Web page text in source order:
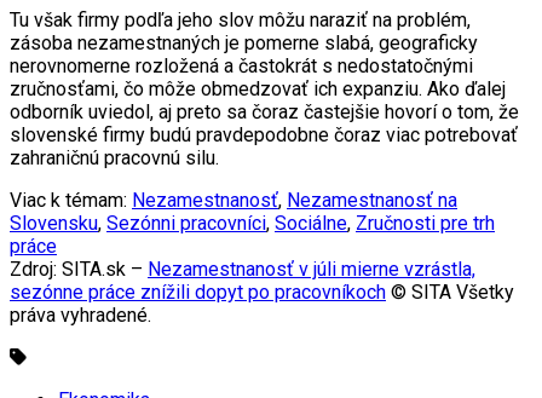
Tu však firmy podľa jeho slov môžu naraziť na problém,
zásoba nezamestnaných je pomerne slabá, geograficky
nerovnomerne rozložená a častokrát s nedostatočnými
zručnosťami, čo môže obmedzovať ich expanziu. Ako ďalej
odborník uviedol, aj preto sa čoraz častejšie hovorí o tom, že
slovenské firmy budú pravdepodobne čoraz viac potrebovať
zahraničnú pracovnú silu.
Viac k témam: Nezamestnanosť, Nezamestnanosť na
Slovensku, Sezónni pracovníci, Sociálne, Zručnosti pre trh
práce
Zdroj: SITA.sk – Nezamestnanosť v júli mierne vzrástla,
sezónne práce znížili dopyt po pracovníkoch © SITA Všetky
práva vyhradené.